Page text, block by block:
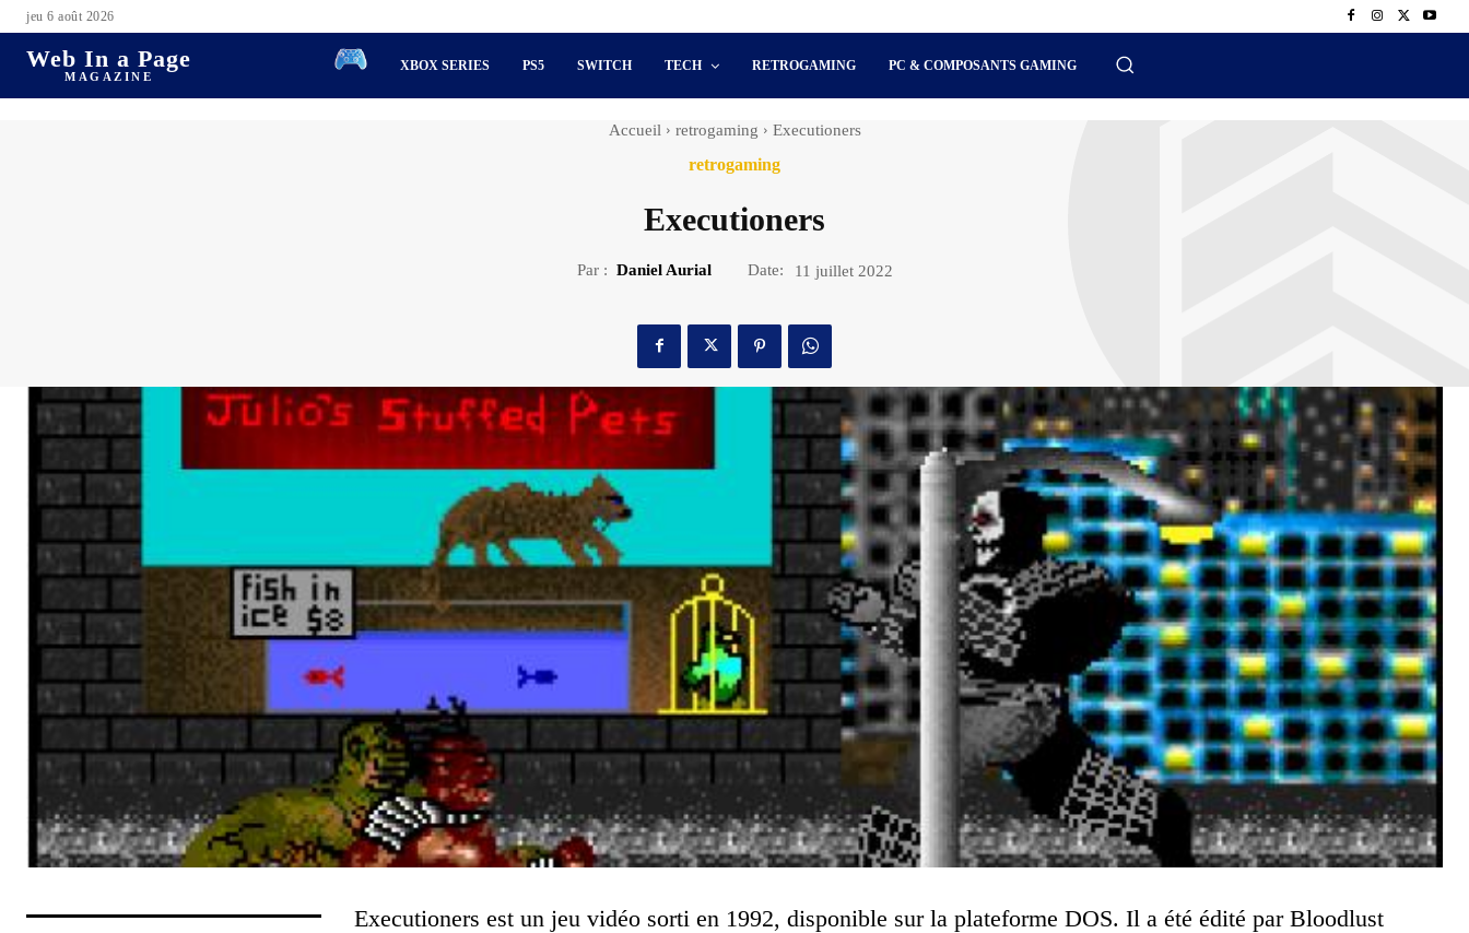
jeu 6 août 2026
Web In a Page
MAGAZINE
XBOX SERIES PS5 SWITCH TECH RETROGAMING PC & COMPOSANTS GAMING
Accueil retrogaming Executioners
retrogaming
Executioners
Par : Daniel Aurial Date: 11 juillet 2022
Executioners est un jeu vidéo sorti en 1992, disponible sur la plateforme DOS. Il a été édité par Bloodlust